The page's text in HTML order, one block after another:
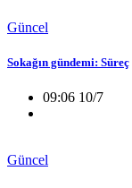
Güncel
Sokağın gündemi: Süreç
09:06 10/7
Güncel